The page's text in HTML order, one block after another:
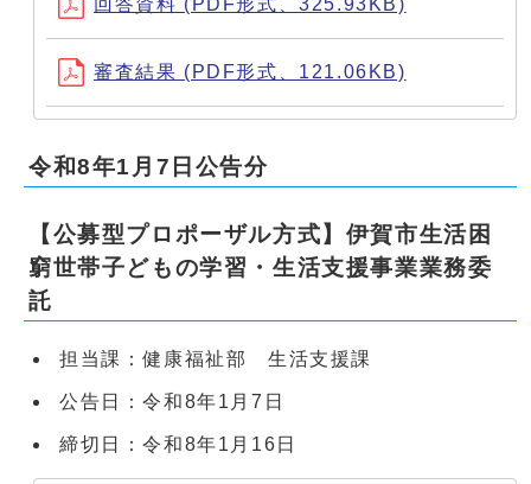
審査結果 (PDF形式、121.06KB)
令和8年1月7日公告分
【公募型プロポーザル方式】伊賀市生活困
窮世帯子どもの学習・生活支援事業業務委
託
担当課：健康福祉部 生活支援課
公告日：令和8年1月7日
締切日：令和8年1月16日